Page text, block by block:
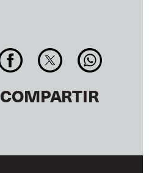
COMPARTIR